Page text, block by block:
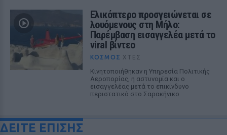
Ελικόπτερο προσγειώνεται σε
λουόμενους στη Μήλο:
Παρέμβαση εισαγγελέα μετά το
viral βίντεο
ΚΌΣΜΟΣ ΧΤΕΣ
Κινητοποιήθηκαν η Υπηρεσία Πολιτικής
Αεροπορίας, η αστυνομία και ο
εισαγγελέας μετά το επικίνδυνο
περιστατικό στο Σαρακήνικο
ΔΕΙΤΕ ΕΠΙΣΗΣ